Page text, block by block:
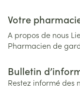
Votre
A propos de nous
Pharmacien de
Bulletin
Restez informé des